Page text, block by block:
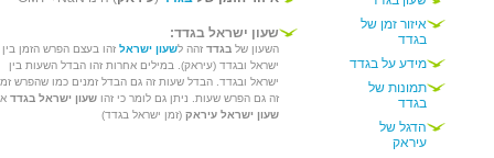
איזור זמן של
בגדד
מידע על בגדד
תמונות של
בגדד
הדגל של
עיראק
שעון ישראל בגדד:
השעון של בגדד זהה לשעון ישראל זהו בעצם הפרש הזמן בין
ישראל ובגדד (עיראק). במילים אחרות זהו הבדל השעות בין
ישראל ובגדד. הבדל שעות זה גם הבדל זמנים כמו שהפרש
זה גם הפרש שעות. ניתן גם לומר כי זהו שעון ישראל בגדד
שעון ישראל עיראק (זמן ישראל בגדד)